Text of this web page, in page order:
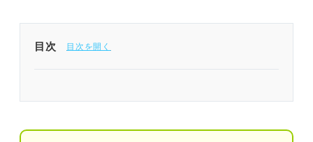
目次
そもそも「粘り強い」の意味とは？